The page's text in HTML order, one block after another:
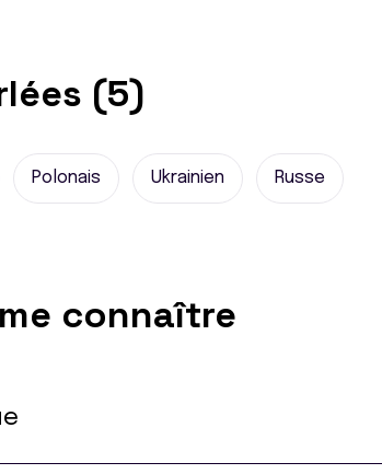
(5)
Polonais Ukrainien Russe
connaître